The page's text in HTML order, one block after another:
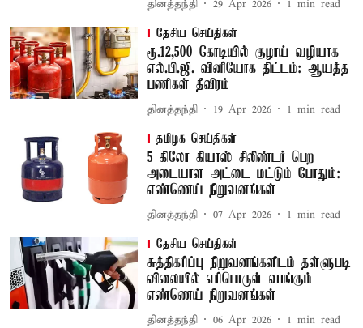
தினத்தந்தி 29 Apr 2026 1 min read
தேசிய செய்திகள்
ரூ.12,500 கோடியில் குழாய் வழியாக
எல்.பி.ஜி. வினியோக திட்டம்: ஆயத்த
பணிகள் தீவிரம்
தினத்தந்தி 19 Apr 2026 1 min read
தமிழக செய்திகள்
5 கிலோ கியாஸ் சிலிண்டர் பெற
அடையாள அட்டை மட்டும் போதும்:
எண்ணெய் நிறுவனங்கள்
தினத்தந்தி 07 Apr 2026 1 min read
தேசிய செய்திகள்
சுத்திகரிப்பு நிறுவனங்களிடம் தள்ளுபடி
விலையில் எரிபொருள் வாங்கும்
எண்ணெய் நிறுவனங்கள்
தினத்தந்தி 06 Apr 2026 1 min read